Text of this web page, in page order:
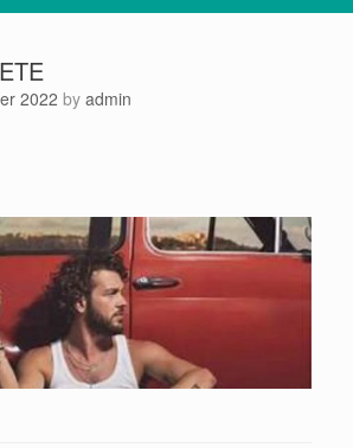
2022 by admin